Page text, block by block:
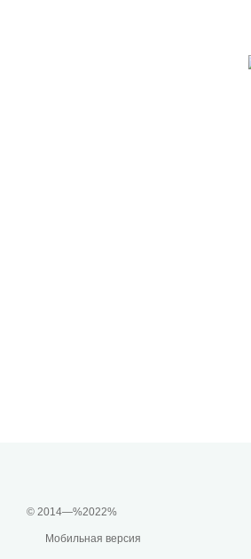
© 2014—%2022%
Мобильная версия